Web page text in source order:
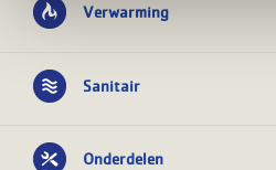
Verwarming
Sanitair
Onderdelen